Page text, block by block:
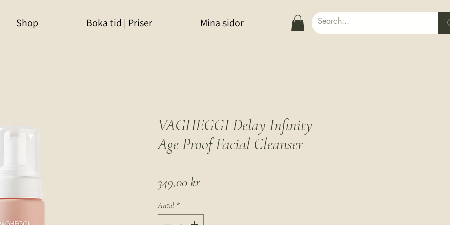
Shop Boka tid | Priser Mina sidor
VAGHEGGI Delay Infinity
Age Proof Facial Cleanser
349,00 krPris
Antal *